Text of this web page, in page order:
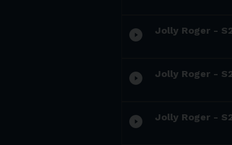
play_circle_filled Jolly Roger -
play_circle_filled Jolly Roger -
play_circle_filled Jolly Roger -